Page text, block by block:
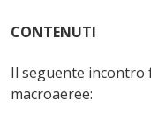
CONTENUTI
Il seguente incontro
macroaeree: